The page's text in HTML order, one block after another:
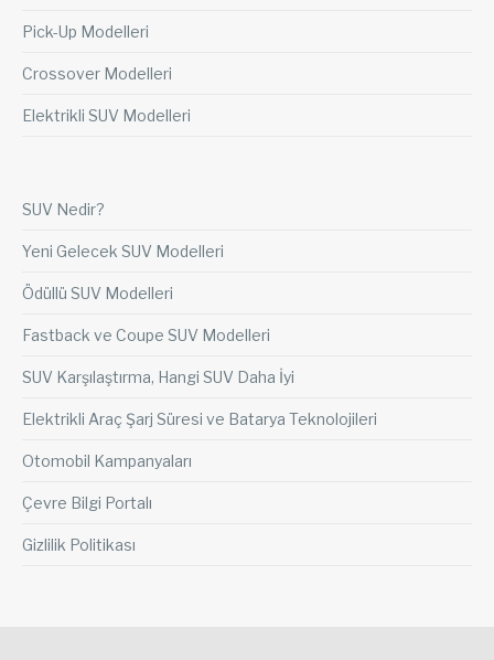
Pick-Up Modelleri
Crossover Modelleri
Elektrikli SUV Modelleri
SUV Nedir?
Yeni Gelecek SUV Modelleri
Ödüllü SUV Modelleri
Fastback ve Coupe SUV Modelleri
SUV Karşılaştırma, Hangi SUV Daha İyi
Elektrikli Araç Şarj Süresi ve Batarya Teknolojileri
Otomobil Kampanyaları
Çevre Bilgi Portalı
Gizlilik Politikası